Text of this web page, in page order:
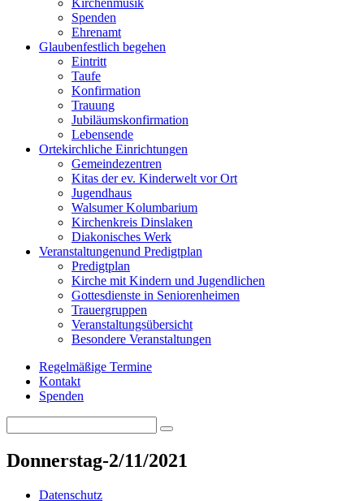
Kirchenmusik
Spenden
Ehrenamt
Glaubenfestlich begehen
Eintritt
Taufe
Konfirmation
Trauung
Jubiläumskonfirmation
Lebensende
Ortekirchliche Einrichtungen
Gemeindezentren
Kitas der ev. Kinderwelt vor Ort
Jugendhaus
Walsumer Kolumbarium
Kirchenkreis Dinslaken
Diakonisches Werk
Veranstaltungenund Predigtplan
Predigtplan
Kirche mit Kindern und Jugendlichen
Gottesdienste in Seniorenheimen
Trauergruppen
Veranstaltungsübersicht
Besondere Veranstaltungen
Regelmäßige Termine
Kontakt
Spenden
for:
Search
Donnerstag-2/11/2021
Datenschutz